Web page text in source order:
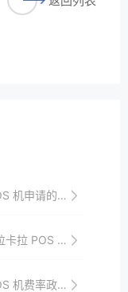
的商户要求详解
机的效率提升
费率政策解读